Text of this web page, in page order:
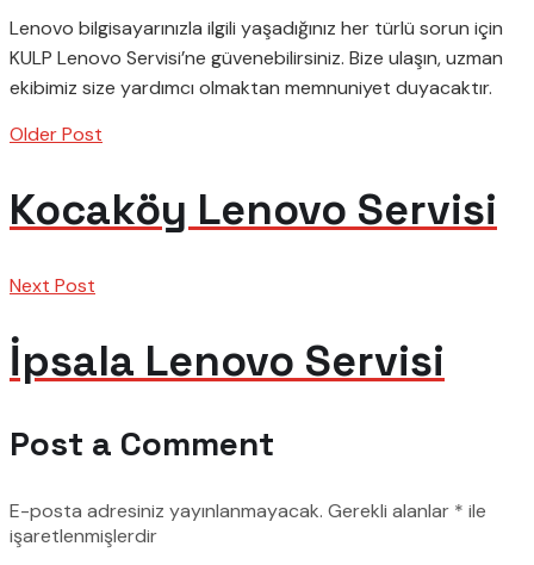
Lenovo bilgisayarınızla ilgili yaşadığınız her türlü sorun için
KULP Lenovo Servisi’ne güvenebilirsiniz. Bize ulaşın, uzman
ekibimiz size yardımcı olmaktan memnuniyet duyacaktır.
Older Post
Kocaköy Lenovo Servisi
Next Post
İpsala Lenovo Servisi
Post a Comment
E-posta adresiniz yayınlanmayacak. Gerekli alanlar * ile
işaretlenmişlerdir